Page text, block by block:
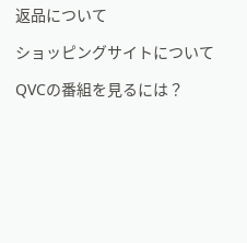
返品について
ショッピングサイトについて
QVCの番組を見るには？